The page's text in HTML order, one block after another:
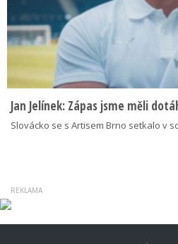
Jan Jelínek: Zápas jsme měli
Slovácko se s Artisem Brno setkalo v